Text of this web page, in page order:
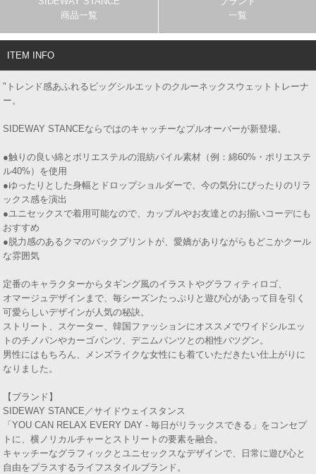
商品一覧
一覧
ITEM INFO
"トレンド感あふれるビッグシルエットのクルーネックスウェットトレーナ
ー。
SIDEWAY STANCEならではのキャッチーなプルオーバーが新登場。
●触りの良い綿とポリエステルの混紡パイル素材（例：綿60%・ポリエステ
ル40%）を使用
●ゆったりとした身幅とドロップショルダーで、今の気分にぴったりのリラ
ックス感を演出
●ユニセックスで着用可能なので、カップルやお友達とのお揃いコーデにも
おすすめ
●脱力感のあるクマのバックプリントが、愛嬌がありながらもどこかクール
な雰囲気
定番のキャラクターからタギング風のイラストやグラフィティロゴ、
オマージュデザインまで、毎シーズンたっぷりと遊び心があって目を引く
可愛らしいデザインが人気の秘訣。
ストリート、スケーター、韓国ファッションにオススメでワイドシルエッ
トのチノパンやカーゴパンツ、デニムパンツとの相性バツグン。
男性にはもちろん、メンズライクな女性にも着ていただきたい仕上がりに
なりました。
【ブランド】
SIDEWAY STANCE／サイドウェイスタンス
「YOU CAN RELAX EVERY DAY - 毎日がリラックスできる」をコンセプ
トに、横ノリカルチャーとストリートの要素を融合。
キャッチーなグラフィックとユニセックスなデザインで、日常に遊び心と
自由をプラスするライフスタイルブランド。